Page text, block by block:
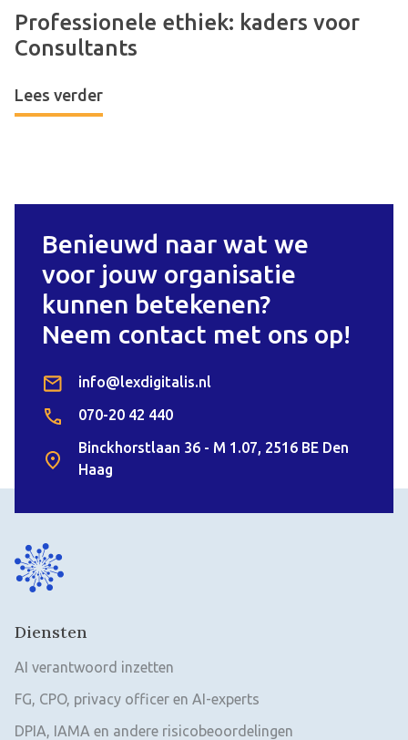
Professionele ethiek: kaders voor
Consultants
Lees verder
Benieuwd naar wat we
voor jouw organisatie
kunnen betekenen?
Neem contact met ons op!
info@lexdigitalis.nl
070-20 42 440
Binckhorstlaan 36 - M 1.07, 2516 BE Den
Haag
Diensten
AI verantwoord inzetten
FG, CPO, privacy officer en AI-experts
DPIA, IAMA en andere risicobeoordelingen